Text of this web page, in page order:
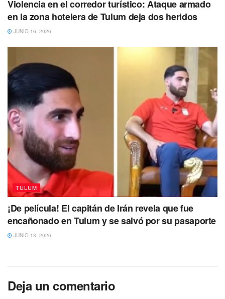
En tanto, @EriSan30 expuso:
“Dudo que sea un cliente.
Alguien ya habría hecho algo o se hubiera metido.
Todos le tenían miedo, como si tuvieran miedo a
perder el empleo. Lo veían muy normal y bastante
intimidado para ser tantos”.
Te puede interesar Leer
Violencia en el corredor turístico: Ataque armado
en la zona hotelera de Tulum deja dos heridos
JUNIO 16, 2026
TULUM
¡De película! El capitán de Irán revela que fue
encañonado en Tulum y se salvó por su pasaporte
JUNIO 13, 2026
Deja un comentario